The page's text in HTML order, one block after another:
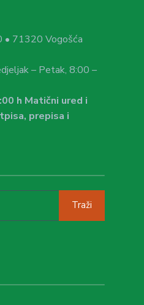
• 71320 Vogošća
– Petak, 8:00 –
h Matični ured i
prepisa i
Traži